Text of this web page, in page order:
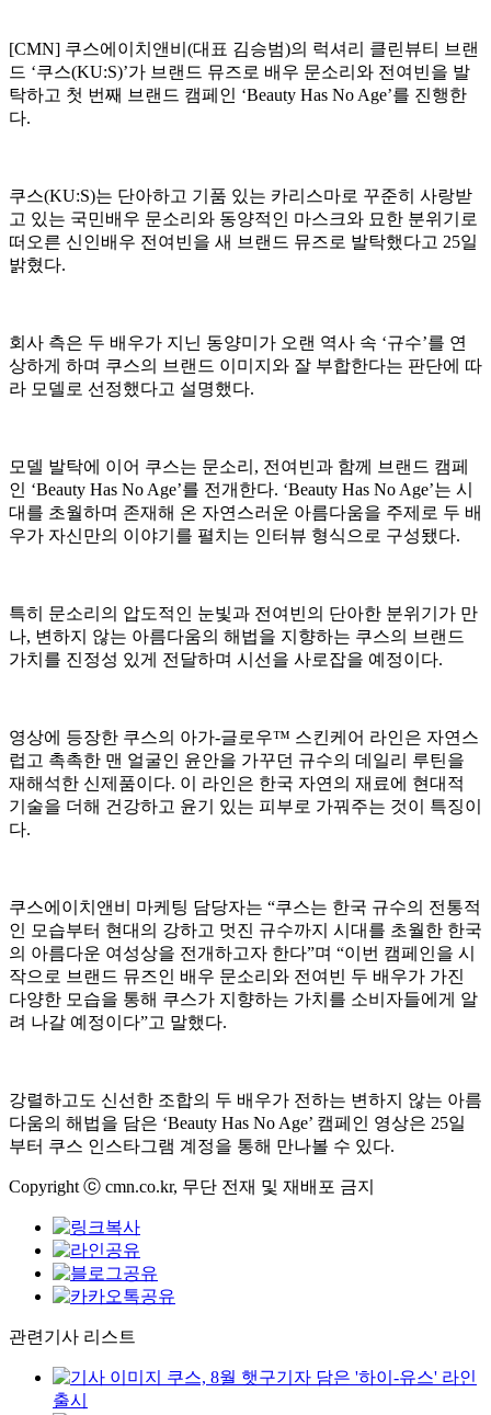
[CMN] 쿠스에이치앤비(대표 김승범)의 럭셔리 클린뷰티 브랜
드 ‘쿠스(KU:S)’가 브랜드 뮤즈로 배우 문소리와 전여빈을 발
탁하고 첫 번째 브랜드 캠페인 ‘Beauty Has No Age’를 진행한
다.
쿠스(KU:S)는 단아하고 기품 있는 카리스마로 꾸준히 사랑받
고 있는 국민배우 문소리와 동양적인 마스크와 묘한 분위기로
떠오른 신인배우 전여빈을 새 브랜드 뮤즈로 발탁했다고 25일
밝혔다.
회사 측은 두 배우가 지닌 동양미가 오랜 역사 속 ‘규수’를 연
상하게 하며 쿠스의 브랜드 이미지와 잘 부합한다는 판단에 따
라 모델로 선정했다고 설명했다.
모델 발탁에 이어 쿠스는 문소리, 전여빈과 함께 브랜드 캠페
인 ‘Beauty Has No Age’를 전개한다. ‘Beauty Has No Age’는 시
대를 초월하며 존재해 온 자연스러운 아름다움을 주제로 두 배
우가 자신만의 이야기를 펼치는 인터뷰 형식으로 구성됐다.
특히 문소리의 압도적인 눈빛과 전여빈의 단아한 분위기가 만
나, 변하지 않는 아름다움의 해법을 지향하는 쿠스의 브랜드
가치를 진정성 있게 전달하며 시선을 사로잡을 예정이다.
영상에 등장한 쿠스의 아가-글로우™ 스킨케어 라인은 자연스
럽고 촉촉한 맨 얼굴인 윤안을 가꾸던 규수의 데일리 루틴을
재해석한 신제품이다. 이 라인은 한국 자연의 재료에 현대적
기술을 더해 건강하고 윤기 있는 피부로 가꿔주는 것이 특징이
다.
쿠스에이치앤비 마케팅 담당자는 “쿠스는 한국 규수의 전통적
인 모습부터 현대의 강하고 멋진 규수까지 시대를 초월한 한국
의 아름다운 여성상을 전개하고자 한다”며 “이번 캠페인을 시
작으로 브랜드 뮤즈인 배우 문소리와 전여빈 두 배우가 가진
다양한 모습을 통해 쿠스가 지향하는 가치를 소비자들에게 알
려 나갈 예정이다”고 말했다.
강렬하고도 신선한 조합의 두 배우가 전하는 변하지 않는 아름
다움의 해법을 담은 ‘Beauty Has No Age’ 캠페인 영상은 25일
부터 쿠스 인스타그램 계정을 통해 만나볼 수 있다.
Copyright ⓒ cmn.co.kr, 무단 전재 및 재배포 금지
관련기사 리스트
쿠스, 8월 햇구기자 담은 '하이-유스' 라인
출시